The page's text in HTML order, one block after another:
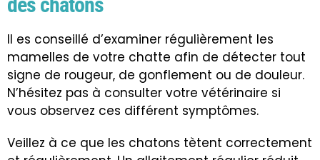
Il es conseillé d’examiner régulièrement les
mamelles de votre chatte afin de détecter tout
signe de rougeur, de gonflement ou de douleur.
N’hésitez pas à consulter votre vétérinaire si
vous observez ces différent symptômes.
Veillez à ce que les chatons tètent correctement